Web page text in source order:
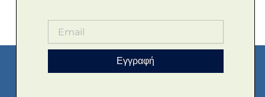
Εγγραφή